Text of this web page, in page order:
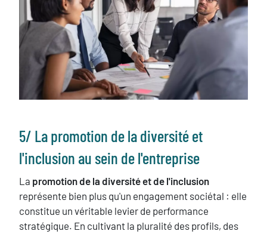
Texte
5/ ​La promotion de la diversité et
l'inclusion au sein de l'entreprise
La promotion de la diversité et de l'inclusion
représente bien plus qu'un engagement sociétal : elle
constitue un véritable levier de performance
stratégique. En cultivant la pluralité des profils, des